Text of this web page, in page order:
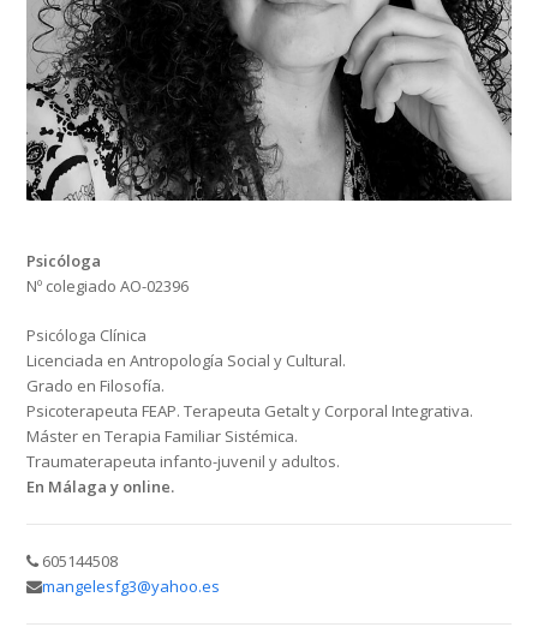
Psicóloga
Nº colegiado AO-02396
Psicóloga Clínica
Licenciada en Antropología Social y Cultural.
Grado en Filosofía.
Psicoterapeuta FEAP. Terapeuta Getalt y Corporal Integrativa.
Máster en Terapia Familiar Sistémica.
Traumaterapeuta infanto-juvenil y adultos.
En Málaga y online.
605144508
mangelesfg3@yahoo.es